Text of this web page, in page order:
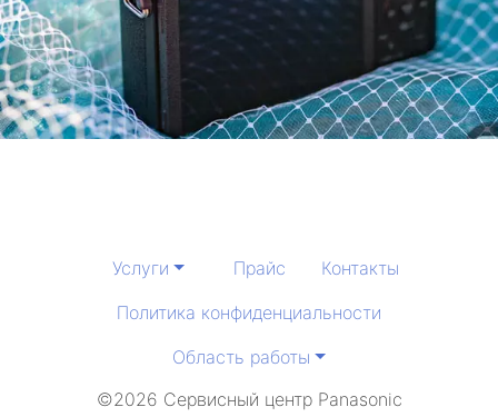
Услуги Прайс
Контакты
Политика конфиденциальности
Область работы
©2026 Сервисный центр Panasonic